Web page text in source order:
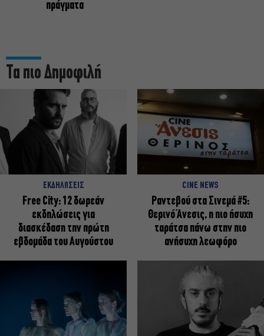
πράγματα
Τα πιο Δημοφιλή
ΕΚΔΗΛΩΣΕΙΣ
Free City: 12 δωρεάν
εκδηλώσεις για
διασκέδαση την πρώτη
εβδομάδα του Αυγούστου
CINE NEWS
Ραντεβού στα Σινεμά #5:
Θερινό Άνεσις, η πιο ήσυχη
ταράτσα πάνω στην πιο
ανήσυχη λεωφόρο